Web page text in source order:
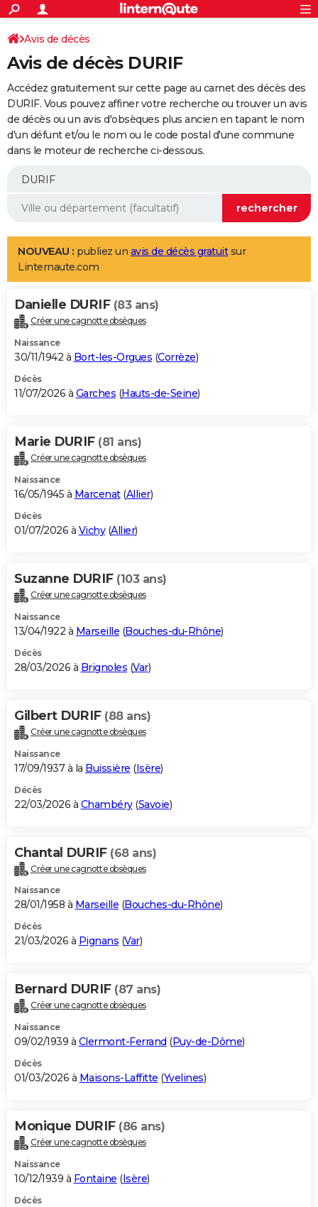
ACTUALITÉS
Politique
Société
Faits Divers
Education
Monde
Villes
+
SPORT
Coupe du monde 2026
Football
Tennis
Cyclisme
Rugby
Forum
Programme TV
TNT
Streaming
Cinéma
Sorties cinéma
Musique
+
FINANCE
Retraite
Impôts
Epargne
Immobilier
Risques naturels par ville
Banque
Assurance
Crédit
AUTO
Essais
Réserver un essai
Citadines
Berlines
SUV
Forum auto
+
Mobiles
Meilleur smartphone
Internet
Ordinateurs
Jeux vidéo
Guide high-tech
Aménagement intérieur
LIFESTYLE
Art de vivre
Bien-être
Loisirs
Mode
Modes de vie
Alimentation
Guide de la santé
Maladies
Médicaments
Sommeil
VOYAGE
Destinations
City break
Voyage nature
Voyage de noces
Forum
Climat
+PHOTO
GUIDES D'ACHAT
BONS PLANS
Carte de Noël
Carte Bonne année
Carte Saint-Valentin
Carte Pâques
Carte d'anniversaire
DICTIONNAIRE
Dictionnaire
Biographies
Citations
Expressions
Proverbes
PROGRAMME TV
S'inscrire
Se connecter
Lycées
Collèges
Primaires
Universités
Entreprises
Service militaire
Avis de recherche
AVIS DE DÉCÈS
Bricolage
Lifestyle
Culture
Sport
Auto
Television
Voyage
Cinema
Avis de décès
Avis de décès DURIF
Accédez gratuitement sur cette page au carnet des décès des
DURIF. Vous pouvez affiner votre recherche ou trouver un avis
de décès ou un avis d'obsèques plus ancien en tapant le nom
d'un défunt et/ou le nom ou le code postal d'une commune
dans le moteur de recherche ci-dessous.
NOUVEAU : publiez un avis de décès gratuitsur
Linternaute.com
Danielle DURIF (83 ans)
Créer une cagnotte obsèques
Naissance
30/11/1942 à Bort-les-Orgues (Corrèze)
Décès
11/07/2026 à Garches (Hauts-de-Seine)
Marie DURIF (81 ans)
Créer une cagnotte obsèques
Naissance
16/05/1945 à Marcenat(Allier)
Décès
01/07/2026 à Vichy(Allier)
Suzanne DURIF (103 ans)
Créer une cagnotte obsèques
Naissance
13/04/1922 à Marseille (Bouches-du-Rhône)
Décès
28/03/2026 à Brignoles (Var)
Gilbert DURIF (88 ans)
Créer une cagnotte obsèques
Naissance
17/09/1937 à la Buissière (Isère)
Décès
22/03/2026 à Chambéry(Savoie)
Chantal DURIF (68 ans)
Créer une cagnotte obsèques
Naissance
28/01/1958 à Marseille (Bouches-du-Rhône)
Décès
21/03/2026 à Pignans (Var)
Bernard DURIF (87 ans)
Créer une cagnotte obsèques
Naissance
09/02/1939 à Clermont-Ferrand (Puy-de-Dôme)
Décès
01/03/2026 à Maisons-Laffitte (Yvelines)
Monique DURIF (86 ans)
Créer une cagnotte obsèques
Naissance
10/12/1939 à Fontaine (Isère)
Décès